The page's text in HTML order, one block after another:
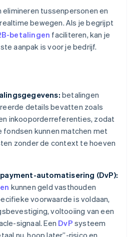
tussenpersonen en
bewegen. Als je begrijpt
betalingen faciliteren, kan je
aanpak is voor je bedrijf.
betalingen
details bevatten zoals
inkooporderreferenties, zodat
fondsen kunnen matchen met
zonder de context te hoeven
automatisering (DvP):
kunnen geld vasthouden
voorwaarde is voldaan,
voltooiing van een
signaal. Een DvP systeem